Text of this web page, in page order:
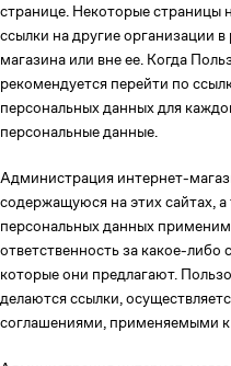
странице. Некоторые страницы
ссылки на другие организации
магазина или вне ее. Когда
рекомендуется перейти по
персональных данных для
персональные данные.
Администрация интернет-
содержащуюся на этих сайтах,
персональных данных
ответственность за какое-либо
которые они предлагают.
делаются ссылки,
соглашениями, применяемыми